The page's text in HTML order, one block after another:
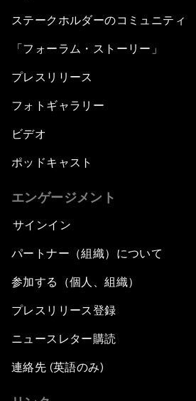
ステークホルダーのコミュニティ
「フォーラム・ストーリー」
プレスリリース
フォトギャラリー
ビデオ
ポッドキャスト
エンゲージメント
サインイン
パートナー（組織）について
参加する（個人、組織）
プレスリリース登録
ニュースレター購読
連絡先 (英語のみ)